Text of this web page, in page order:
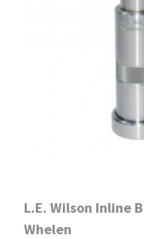
L.E. Wilson Inline
Whelen